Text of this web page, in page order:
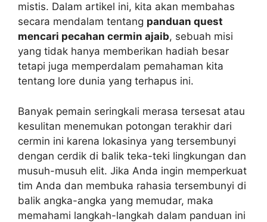
mistis. Dalam artikel ini, kita akan membahas
secara mendalam tentang panduan quest
mencari pecahan cermin ajaib, sebuah misi
yang tidak hanya memberikan hadiah besar
tetapi juga memperdalam pemahaman kita
tentang lore dunia yang terhapus ini.
Banyak pemain seringkali merasa tersesat atau
kesulitan menemukan potongan terakhir dari
cermin ini karena lokasinya yang tersembunyi
dengan cerdik di balik teka-teki lingkungan dan
musuh-musuh elit. Jika Anda ingin memperkuat
tim Anda dan membuka rahasia tersembunyi di
balik angka-angka yang memudar, maka
memahami langkah-langkah dalam panduan ini